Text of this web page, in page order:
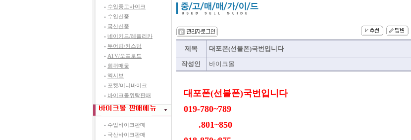
수입중고바이크
수입신품
국산신품
네이키드/레플리카
투어링/커스텀
ATV/오프로드
희귀매물
엑시브
포켓/미니바이크
바이크몰위탁판매
수입바이크판매
국산바이크판매
제목 대포폰(선불폰)국번입니다
작성인 바이크몰
대포폰(선불폰)국번입니다
019-780~789
.801~850